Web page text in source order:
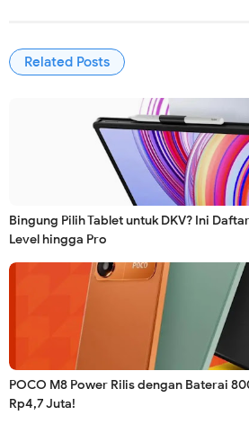
Related Posts
Bingung Pilih Tablet untuk DKV? Ini
Level hingga Pro
POCO M8 Power Rilis dengan Baterai
Rp4,7 Juta!